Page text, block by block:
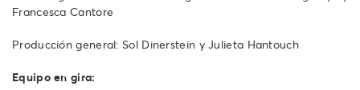
Francesca Cantore
Producción general: Sol Dinerstein y Julieta Hantouch
Equipo en gira: